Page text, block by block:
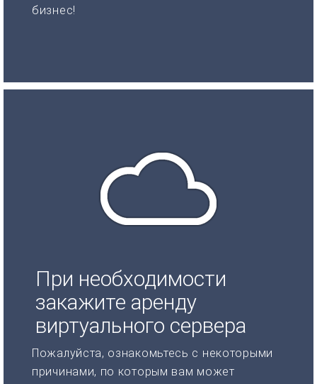
бизнес!
При необходимости
закажите аренду
виртуального сервера
Пожалуйста, ознакомьтесь с некоторыми
причинами, по которым вам может